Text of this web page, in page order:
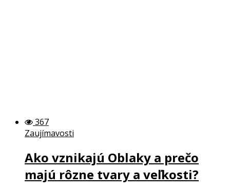
367
Zaujímavosti
Ako vznikajú Oblaky a prečo
majú rôzne tvary a veľkosti?